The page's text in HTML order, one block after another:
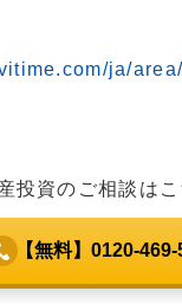
ja/
投資のご相談はこ
【無料】0120-469-